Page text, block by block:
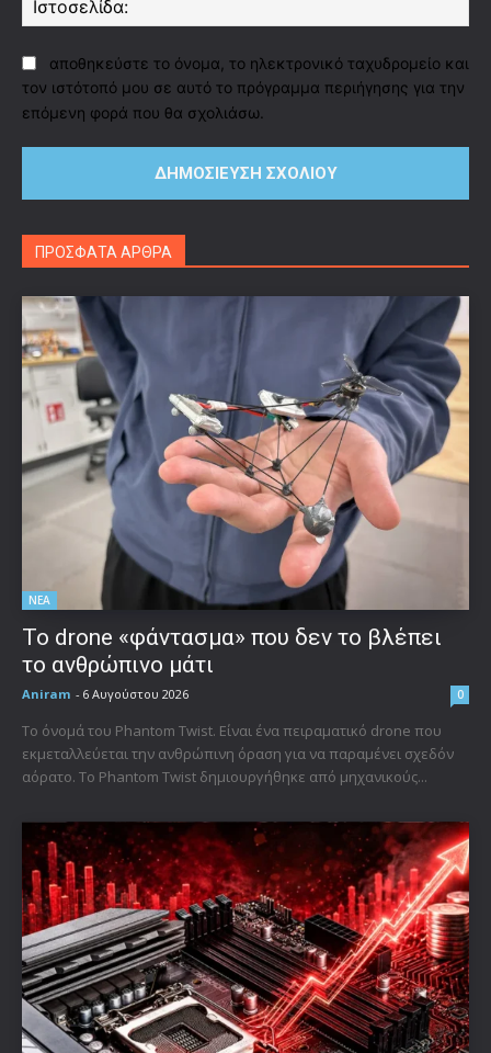
αποθηκεύστε το όνομα, το ηλεκτρονικό ταχυδρομείο και
τον ιστότοπό μου σε αυτό το πρόγραμμα περιήγησης για την
επόμενη φορά που θα σχολιάσω.
ΠΡΟΣΦΑΤΑ ΑΡΘΡΑ
ΝΕΑ
Το drone «φάντασμα» που δεν το βλέπει
το ανθρώπινο μάτι
Aniram - 6 Αυγούστου 2026 0
Το όνομά του Phantom Twist. Είναι ένα πειραματικό drone που
εκμεταλλεύεται την ανθρώπινη όραση για να παραμένει σχεδόν
αόρατο. Το Phantom Twist δημιουργήθηκε από μηχανικούς...